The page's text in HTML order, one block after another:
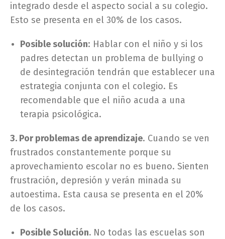
integrado desde el aspecto social a su colegio.
Esto se presenta en el 30% de los casos.
Posible solución: Hablar con el niño y si los
padres detectan un problema de bullying o
de desintegración tendrán que establecer una
estrategia conjunta con el colegio. Es
recomendable que el niño acuda a una
terapia psicológica.
3. Por problemas de aprendizaje. Cuando se ven
frustrados constantemente porque su
aprovechamiento escolar no es bueno. Sienten
frustración, depresión y verán minada su
autoestima. Esta causa se presenta en el 20%
de los casos.
Posible Solución. No todas las escuelas son